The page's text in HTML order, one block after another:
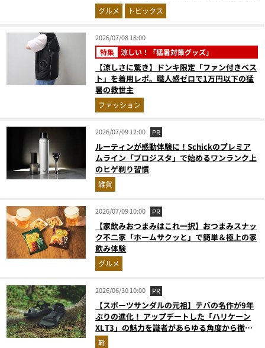
グルメ トピックス
2026/07/08 18:00
特集 涼しい！「猛暑対策グッズ」
【涼しさに驚き】ドンキ限定「ファン付きベス
ト」を着用レポ。職人感ゼロで1万円以下の猛
暑の救世主
ファッション
2026/07/09 12:00 PR
ルーティンが感動体験に！Schickのプレミア
ムライン「プロジスタ」で始めるワンランク上
のヒゲ剃り習慣
雑貨
2026/07/09 10:00 PR
【家飲みおつまみはこれ一択】おつまみスナッ
ク不二家「ホームサクッと」で簡単＆極上の家
飲み体験
グルメ
2026/06/30 10:00 PR
【スポーツサンダルの元祖】テバの名作が9年
ぶりの進化！ アップデートした「ハリケーン
XLT3」の魅力を識者があらゆる角度から徹底
解説！
靴